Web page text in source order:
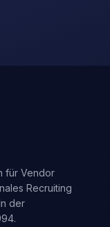
für Vendor
Recruiting
der